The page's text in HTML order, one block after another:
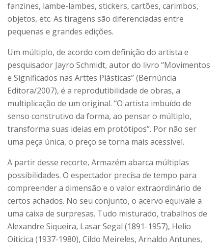
fanzines, lambe-lambes, stickers, cartões, carimbos,
objetos, etc. As tiragens são diferenciadas entre
pequenas e grandes edições.
Um múltiplo, de acordo com definição do artista e
pesquisador Jayro Schmidt, autor do livro “Movimentos
e Significados nas Arttes Plásticas” (Bernúncia
Editora/2007), é a reprodutibilidade de obras, a
multiplicação de um original. “O artista imbuído de
senso construtivo da forma, ao pensar o múltiplo,
transforma suas ideias em protótipos”. Por não ser
uma peça única, o preço se torna mais acessível.
A partir desse recorte, Armazém abarca múltiplas
possibilidades. O espectador precisa de tempo para
compreender a dimensão e o valor extraordinário de
certos achados. No seu conjunto, o acervo equivale a
uma caixa de surpresas. Tudo misturado, trabalhos de
Alexandre Siqueira, Lasar Segal (1891-1957), Helio
Oiticica (1937-1980), Cildo Meireles, Arnaldo Antunes,